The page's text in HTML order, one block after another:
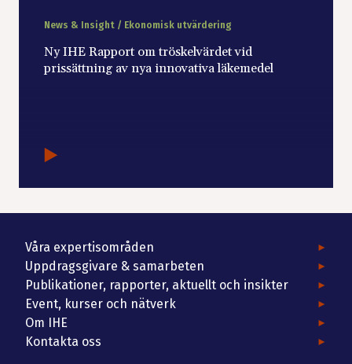
News & Insight / Ekonomisk utvärdering
Ny IHE Rapport om tröskelvärdet vid
prissättning av nya innovativa läkemedel
Våra expertisområden
Uppdragsgivare & samarbeten
Publikationer, rapporter, aktuellt och insikter
Event, kurser och nätverk
Om IHE
Kontakta oss